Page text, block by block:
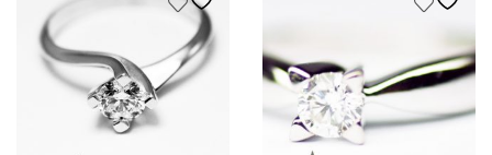
€1.900,00.
€1.499,00.